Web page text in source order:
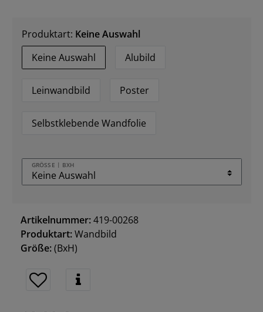
Produktart: Keine Auswahl
Keine Auswahl
Alubild
Leinwandbild Poster
Selbstklebende Wandfolie
GRÖSSE | BXH
Artikelnummer:419-00268
Produktart:Wandbild
Größe:(BxH)